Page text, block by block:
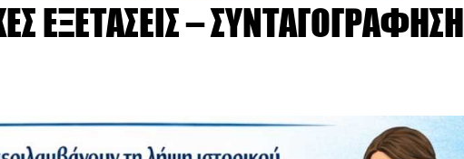
ΕΞΕΤΑΣΕΙΣ – ΣΥΝΤΑΓΟΓΡΑΦΗΣΗ